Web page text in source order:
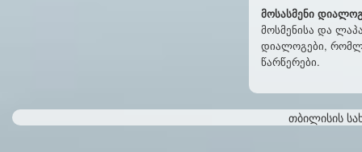
მოსასმენი
მოსმენისა და
დიალოგები,
წარწერები.
თბილისის